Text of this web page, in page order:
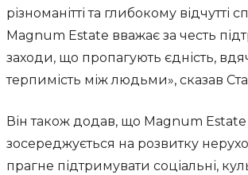
різноманітті та глибокому відчутті
Magnum Estate вважає за честь
заходи, що пропагують єдність,
терпимість між людьми», сказав
Він також додав, що Magnum
зосереджується на розвитку
прагне підтримувати соціальні,